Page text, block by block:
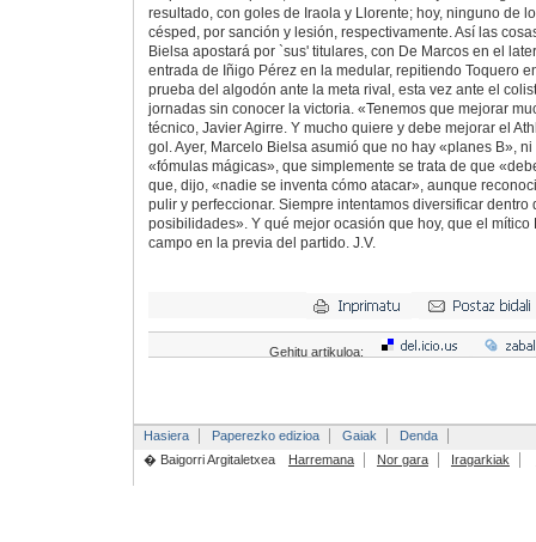
resultado, con goles de Iraola y Llorente; hoy, ninguno de
césped, por sanción y lesión, respectivamente. Así las
Bielsa apostará por `sus' titulares, con De Marcos en el
entrada de Iñigo Pérez en la medular, repitiendo Toquero
prueba del algodón ante la meta rival, esta vez ante el
jornadas sin conocer la victoria. «Tenemos que mejorar
técnico, Javier Agirre. Y mucho quiere y debe mejorar el
gol. Ayer, Marcelo Bielsa asumió que no hay «planes B»,
«fómulas mágicas», que simplemente se trata de que
que, dijo, «nadie se inventa cómo atacar», aunque
pulir y perfeccionar. Siempre intentamos diversificar dentro
posibilidades». Y qué mejor ocasión que hoy, que el
campo en la previa del partido. J.V.
Gehitu artikuloa:
Hasiera Paperezko edizioa Gaiak
Denda
� Baigorri Argitaletxea
Harremana Nor gara Iragarkiak